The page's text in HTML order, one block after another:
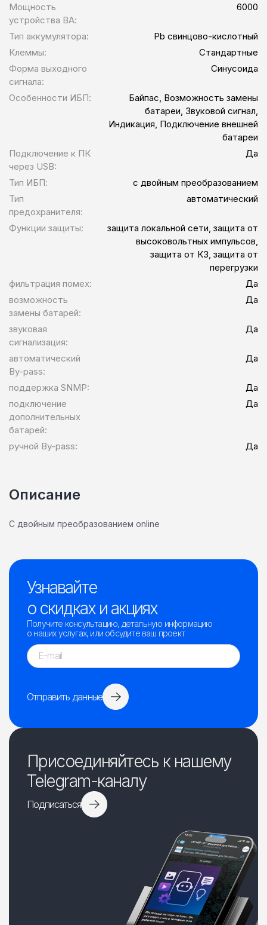
Мощность
устройства ВА:
6000
Тип аккумулятора:
Pb свинцово-кислотный
Клеммы:
Стандартные
Форма выходного
сигнала:
Синусоида
Особенности ИБП:
Байпас, Возможность замены
батареи, Звуковой сигнал,
Индикация, Подключение внешней
батареи
Подключение к ПК
через USB:
Да
Тип ИБП:
с двойным преобразованием
Тип
предохранителя:
автоматический
Функции защиты:
защита локальной сети, защита от
высоковольтных импульсов,
защита от КЗ, защита от
перегрузки
фильтрация помех:
Да
возможность
замены батарей:
Да
звуковая
сигнализация:
Да
автоматический
By-pass:
Да
поддержка SNMP:
Да
подключение
дополнительных
батарей:
Да
ручной By-pass: Да
Описание
С двойным преобразованием online
Узнавайте
о скидках и акциях
Получите консультацию, детальную информацию
о наших услугах, или обсудите ваш проект
Отправить данные
Присоединяйтесь к нашему
Telegram-каналу
Подписаться